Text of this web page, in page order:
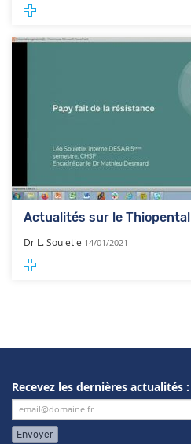
Actualités sur le Thiopental
Dr L. Souletie 14/01/2021
Recevez les dernières actualités :
Envoyer